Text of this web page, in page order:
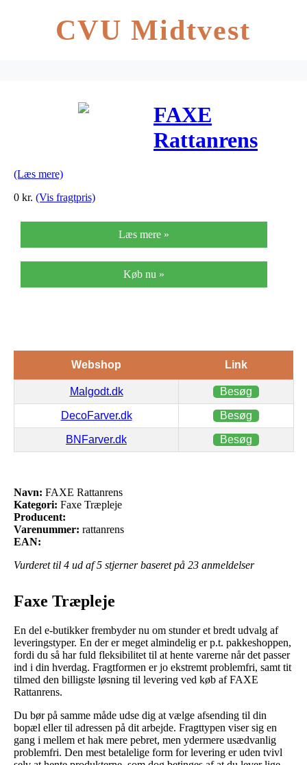
CVU Midtvest
FAXE
Rattanrens
(Læs mere)
0 kr. (Vis fragtpris)
Læs mere »
Køb nu »
Webshop Link
Malgodt.dk Besøg
DecoFarver.dk Besøg
BNFarver.dk Besøg
Navn: FAXE Rattanrens
Kategori: Faxe Træpleje
Producent:
Varenummer: rattanrens
EAN:
Vurderet til 4 ud af 5 stjerner baseret på 23 anmeldelser
Faxe Træpleje
En del e-butikker frembyder nu om stunder et bredt udvalg af
leveringstyper. En der er meget almindelig er p.t. pakkeshoppen,
fordi du så har fuld fleksibilitet til at hente varerne når det passer
ind i din hverdag. Fragtformen er jo ekstremt problemfri, samt tit
tilmed den billigste løsning til levering ved køb af FAXE
Rattanrens.
Du bør på samme måde udse dig at vælge afsending til din
bopæl eller til adressen på dit arbejde. Fragttypen viser sig en
gang i mellem et hak mere pebret, men ydermere usædvanlig
problemfri. Den mest betalelige form for levering er uden tvivl